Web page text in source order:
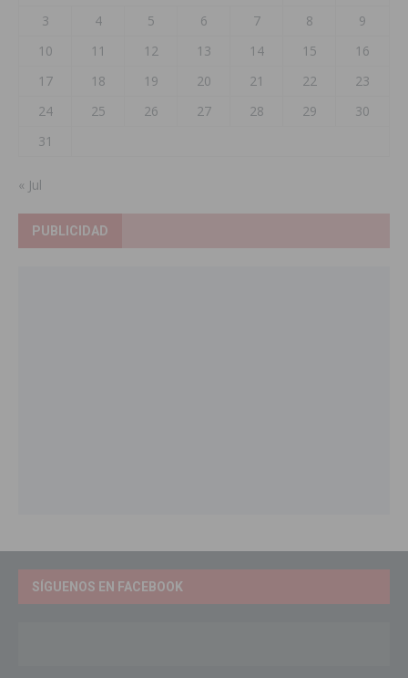
3
4 5 6 7 8
9
10
11 12 13 14 15
16
17
18 19 20 21 22
23
24
25 26 27 28 29
30
31
« Jul
PUBLICIDAD
SÍGUENOS EN FACEBOOK